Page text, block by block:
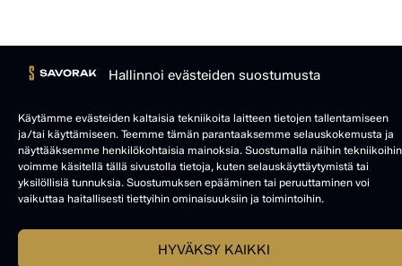
Hallinnoi evästeiden suostumusta
Käytämme evästeiden kaltaisia tekniikoita laitteen tietojen tallentamiseen
ja/tai käyttämiseen. Teemme tämän parantaaksemme selauskokemusta ja
näyttääksemme henkilökohtaisia mainoksia. Suostumalla näihin tekniikoihin
voimme käsitellä tällä sivustolla tietoja, kuten selauskäyttäytymistä tai
yksilöllisiä tunnuksia. Suostumuksen epääminen tai peruuttaminen voi
vaikuttaa haitallisesti tiettyihin ominaisuuksiin ja toimintoihin.
HYVÄKSY KAIKKI